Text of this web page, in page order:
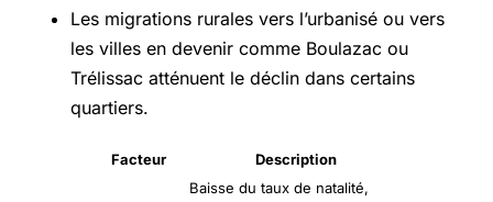
Les migrations rurales vers l’urbanisé ou vers
les villes en devenir comme Boulazac ou
Trélissac atténuent le déclin dans certains
quartiers.
Facteur Description
Baisse du taux de natalité,